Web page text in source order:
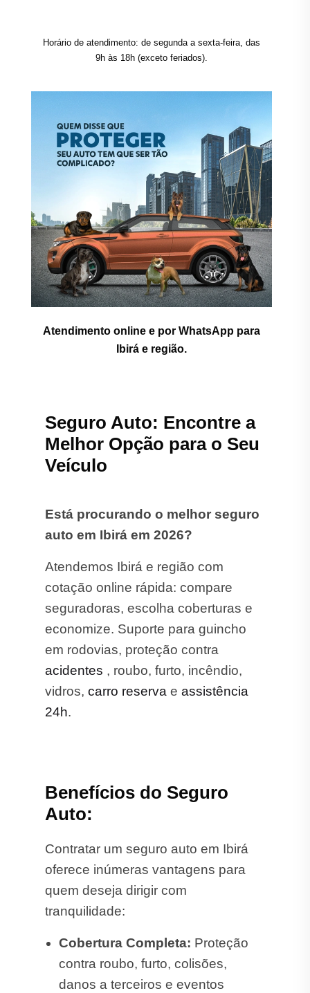
Horário de atendimento: de segunda a sexta-feira, das
9h às 18h (exceto feriados).
Atendimento online e por WhatsApp para
Ibirá e região.
Seguro Auto: Encontre a
Melhor Opção para o Seu
Veículo
Está procurando o melhor seguro
auto em Ibirá em 2026?
Atendemos Ibirá e região com
cotação online rápida: compare
seguradoras, escolha coberturas e
economize. Suporte para guincho
em rodovias, proteção contra
acidentes , roubo, furto, incêndio,
vidros, carro reserva e assistência
24h.
Benefícios do Seguro
Auto:
Contratar um seguro auto em Ibirá
oferece inúmeras vantagens para
quem deseja dirigir com
tranquilidade:
Cobertura Completa: Proteção
contra roubo, furto, colisões,
danos a terceiros e eventos